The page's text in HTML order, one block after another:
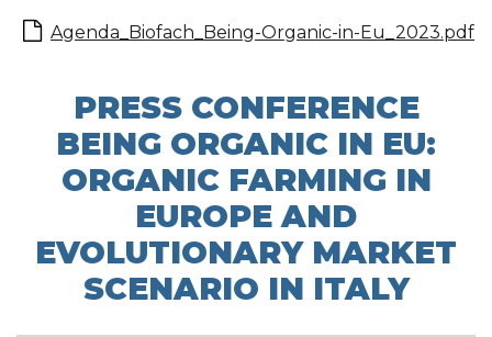
Agenda_Biofach_Being-Organic-in-Eu_2023.pdf
PRESS CONFERENCE
BEING ORGANIC IN EU:
ORGANIC FARMING IN
EUROPE AND
EVOLUTIONARY MARKET
SCENARIO IN ITALY